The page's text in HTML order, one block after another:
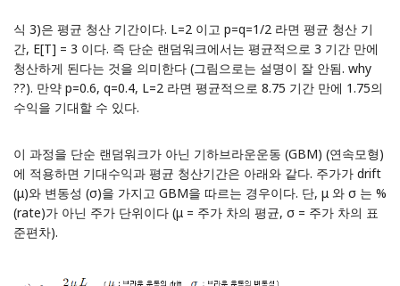
식 3)은 평균 청산 기간이다. L=2 이고 p=q=1/2 라면 평균 청산 기
간, E[T] = 3 이다. 즉 단순 랜덤워크에서는 평균적으로 3 기간 만에
청산하게 된다는 것을 의미한다 (그림으로는 설명이 잘 안됨. why
??). 만약 p=0.6, q=0.4, L=2 라면 평균적으로 8.75 기간 만에 1.75의
수익을 기대할 수 있다.
이 과정을 단순 랜덤워크가 아닌 기하브라운운동 (GBM) (연속모형)
에 적용하면 기대수익과 평균 청산기간은 아래와 같다. 주가가 drift
(μ)와 변동성 (σ)을 가지고 GBM을 따르는 경우이다. 단, μ 와 σ 는 %
(rate)가 아닌 주가 단위이다 (μ = 주가 차의 평균, σ = 주가 차의 표
준편차).